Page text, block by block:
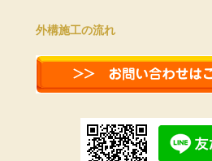
外構施工の流れ